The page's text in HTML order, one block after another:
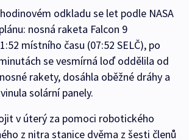
odkladu se let podle NASA
nosná raketa Falcon 9
místního času (07:52 SELČ), po
se vesmírná loď oddělila od
rakety, dosáhla oběžné dráhy a
solární panely.
v úterý za pomoci robotického
z nitra stanice dvěma z šesti členů